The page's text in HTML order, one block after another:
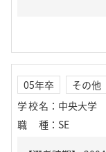
05年卒 その他
学校名 ： 中央大学
職種 ： SE